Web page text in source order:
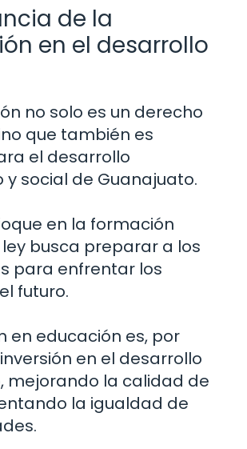
de la
en el desarrollo
no solo es un derecho
que también es
el desarrollo
y social de Guanajuato.
en la formación
busca preparar a los
para enfrentar los
futuro.
en educación es, por
en el desarrollo
mejorando la calidad de
la igualdad de